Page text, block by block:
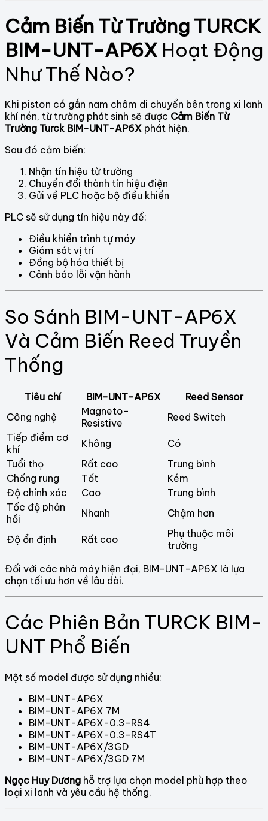
Cảm Biến Từ Trường TURCK
BIM-UNT-AP6X Hoạt Động
Như Thế Nào?
Khi piston có gắn nam châm di chuyển bên trong xi lanh
khí nén, từ trường phát sinh sẽ được Cảm Biến Từ
Trường Turck BIM-UNT-AP6X phát hiện.
Sau đó cảm biến:
Nhận tín hiệu từ trường
Chuyển đổi thành tín hiệu điện
Gửi về PLC hoặc bộ điều khiển
PLC sẽ sử dụng tín hiệu này để:
Điều khiển trình tự máy
Giám sát vị trí
Đồng bộ hóa thiết bị
Cảnh báo lỗi vận hành
So Sánh BIM-UNT-AP6X
Và Cảm Biến Reed Truyền
Thống
Tiêu chí BIM-UNT-AP6X
Reed Sensor
Công nghệ
Magneto-
Resistive
Reed Switch
Tiếp điểm cơ
khí
Không
Có
Tuổi thọ
Rất cao
Trung bình
Chống rung
Tốt
Kém
Độ chính xác
Cao
Trung bình
Tốc độ phản
hồi
Nhanh Chậm hơn
Độ ổn định Rất cao
Phụ thuộc môi
trường
Đối với các nhà máy hiện đại, BIM-UNT-AP6X là lựa
chọn tối ưu hơn về lâu dài.
Các Phiên Bản TURCK BIM-
UNT Phổ Biến
Một số model được sử dụng nhiều:
BIM-UNT-AP6X
BIM-UNT-AP6X 7M
BIM-UNT-AP6X-0.3-RS4
BIM-UNT-AP6X-0.3-RS4T
BIM-UNT-AP6X/3GD
BIM-UNT-AP6X/3GD 7M
Ngọc Huy Dương hỗ trợ lựa chọn model phù hợp theo
loại xi lanh và yêu cầu hệ thống.